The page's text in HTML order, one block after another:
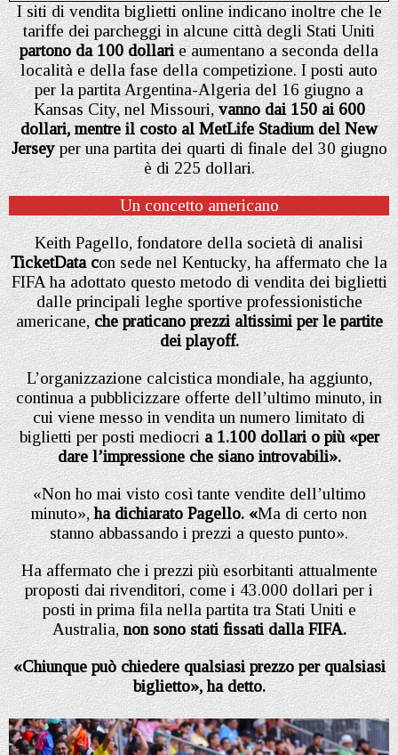
I siti di vendita biglietti online indicano inoltre che le
tariffe dei parcheggi in alcune città degli Stati Uniti
partono da 100 dollarie aumentano a seconda della
località e della fase della competizione. I posti auto
per la partita Argentina-Algeria del 16 giugno a
Kansas City, nel Missouri,vanno dai 150 ai 600
dollari, mentre il costo al MetLife Stadium del New
Jerseyper una partita dei quarti di finale del 30 giugno
è di 225 dollari.
Un concetto americano
Keith Pagello, fondatore della società di analisi
TicketData con sede nel Kentucky, ha affermato che la
FIFA ha adottato questo metodo di vendita dei biglietti
dalle principali leghe sportive professionistiche
americane,che praticano prezzi altissimi per le partite
dei playoff.
L’organizzazione calcistica mondiale, ha aggiunto,
continua a pubblicizzare offerte dell’ultimo minuto, in
cui viene messo in vendita un numero limitato di
biglietti per posti mediocria 1.100 dollari o più «per
dare l’impressione che siano introvabili».
«Non ho mai visto così tante vendite dell’ultimo
minuto»,ha dichiarato Pagello. «Ma di certo non
stanno abbassando i prezzi a questo punto».
Ha affermato che i prezzi più esorbitanti attualmente
proposti dai rivenditori, come i 43.000 dollari per i
posti in prima fila nella partita tra Stati Uniti e
Australia,non sono stati fissati dalla FIFA.
«Chiunque può chiedere qualsiasi prezzo per qualsiasi
biglietto», ha detto.